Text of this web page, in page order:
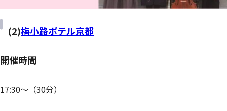
(2)梅小路ポテル京都
開催時間
17:30～（30分）